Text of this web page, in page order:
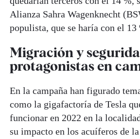
Alianza Sahra Wagenknecht
populista, que se haría con el 13
Migración y
protagonistas en
En la campaña han figurado
como la gigafactoría de Tesla
funcionar en 2022 en la
su impacto en los acuíferos de